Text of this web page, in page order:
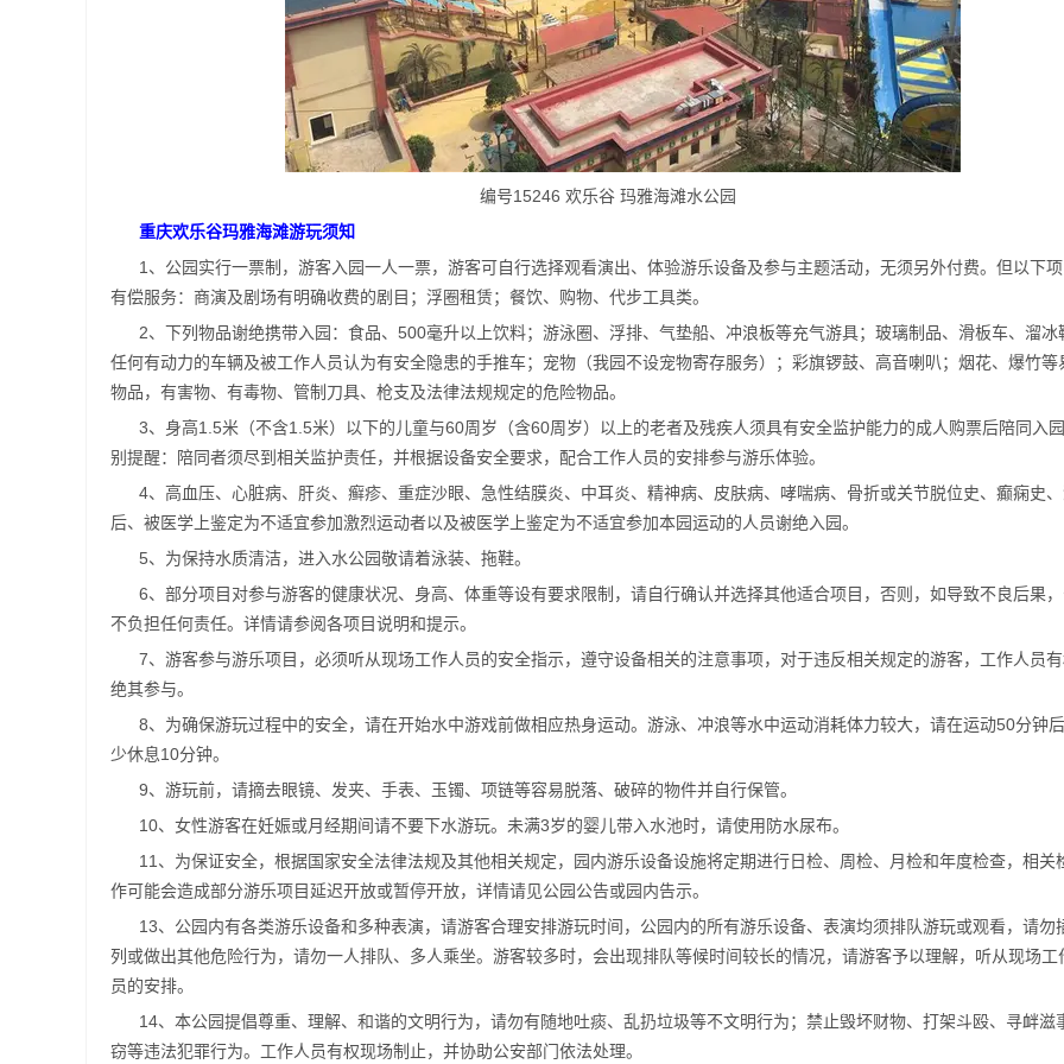
编号15246 欢乐谷 玛雅海滩水公园
重庆欢乐谷玛雅海滩游玩须知
1、公园实行一票制，游客入园一人一票，游客可自行选择观看演出、体验游乐设备及参与主题活动，无须另外付费。但以下
有偿服务：商演及剧场有明确收费的剧目；浮圈租赁；餐饮、购物、代步工具类。
2、下列物品谢绝携带入园：食品、500毫升以上饮料；游泳圈、浮排、气垫船、冲浪板等充气游具；玻璃制品、滑板车、溜冰
任何有动力的车辆及被工作人员认为有安全隐患的手推车；宠物（我园不设宠物寄存服务）；彩旗锣鼓、高音喇叭；烟花、爆竹等
物品，有害物、有毒物、管制刀具、枪支及法律法规规定的危险物品。
3、身高1.5米（不含1.5米）以下的儿童与60周岁（含60周岁）以上的老者及残疾人须具有安全监护能力的成人购票后陪同入
别提醒：陪同者须尽到相关监护责任，并根据设备安全要求，配合工作人员的安排参与游乐体验。
4、高血压、心脏病、肝炎、癣疹、重症沙眼、急性结膜炎、中耳炎、精神病、皮肤病、哮喘病、骨折或关节脱位史、癫痫史
后、被医学上鉴定为不适宜参加激烈运动者以及被医学上鉴定为不适宜参加本园运动的人员谢绝入园。
5、为保持水质清洁，进入水公园敬请着泳装、拖鞋。
6、部分项目对参与游客的健康状况、身高、体重等设有要求限制，请自行确认并选择其他适合项目，否则，如导致不良后果，
不负担任何责任。详情请参阅各项目说明和提示。
7、游客参与游乐项目，必须听从现场工作人员的安全指示，遵守设备相关的注意事项，对于违反相关规定的游客，工作人员
绝其参与。
8、为确保游玩过程中的安全，请在开始水中游戏前做相应热身运动。游泳、冲浪等水中运动消耗体力较大，请在运动50分钟
少休息10分钟。
9、游玩前，请摘去眼镜、发夹、手表、玉镯、项链等容易脱落、破碎的物件并自行保管。
10、女性游客在妊娠或月经期间请不要下水游玩。未满3岁的婴儿带入水池时，请使用防水尿布。
11、为保证安全，根据国家安全法律法规及其他相关规定，园内游乐设备设施将定期进行日检、周检、月检和年度检查，相关
作可能会造成部分游乐项目延迟开放或暂停开放，详情请见公园公告或园内告示。
13、公园内有各类游乐设备和多种表演，请游客合理安排游玩时间，公园内的所有游乐设备、表演均须排队游玩或观看，请勿
列或做出其他危险行为，请勿一人排队、多人乘坐。游客较多时，会出现排队等候时间较长的情况，请游客予以理解，听从现场工
员的安排。
14、本公园提倡尊重、理解、和谐的文明行为，请勿有随地吐痰、乱扔垃圾等不文明行为；禁止毁坏财物、打架斗殴、寻衅滋
窃等违法犯罪行为。工作人员有权现场制止，并协助公安部门依法处理。